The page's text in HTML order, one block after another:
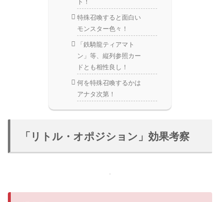
ト！
特殊召喚すると面白い
モンスター色々！
「鉄騎龍ティアマト
ン」等、縦列参照カー
ドとも相性良し！
何を特殊召喚するかは
アナタ次第！
「リトル・オポジション」効果考察